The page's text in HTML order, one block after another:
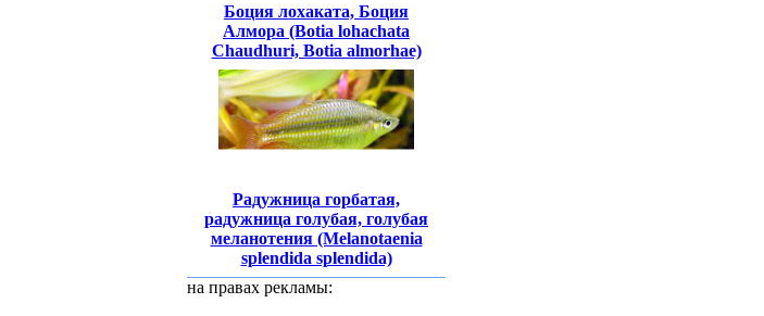
Боция лохаката, Боция
Алмора (Botia lohachata
Chaudhuri, Botia almorhae)
Радужница горбатая,
радужница голубая, голубая
меланотения (Melanotaenia
splendida splendida)
на правах рекламы: